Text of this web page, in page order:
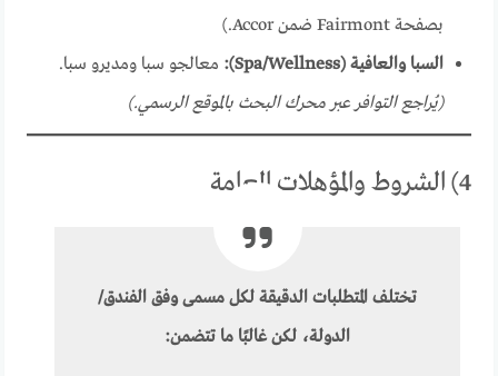
بصفحة Fairmont ضمن Accor.)
السبا والعافية (Spa/Wellness):
معالجو سبا ومديرو سبا.
(يُراجع التوافر عبر محرك البحث بالموقع الرسمي.)
4) الشروط والمؤهلات العامة
تختلف المتطلبات الدقيقة لكل مسمى وفق الفندق/
الدولة، لكن غالبًا ما تتضمن: